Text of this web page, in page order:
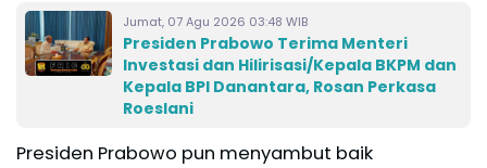
Jumat, 07 Agu 2026 03:48 WIB
Presiden Prabowo Terima Menteri
Investasi dan Hilirisasi/Kepala BKPM dan
Kepala BPI Danantara, Rosan Perkasa
Roeslani
Presiden Prabowo pun menyambut baik